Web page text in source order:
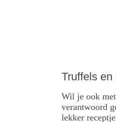
Truffels en
Wil je ook
verantwoord
lekker